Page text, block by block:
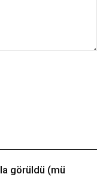
görüldü (mü